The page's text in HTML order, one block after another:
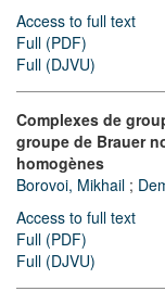
Access to full text
Full (PDF)
Full (DJVU)
Complexes de
groupe de Brauer
homogènes
Borovoi, Mikhail ;
Access to full text
Full (PDF)
Full (DJVU)